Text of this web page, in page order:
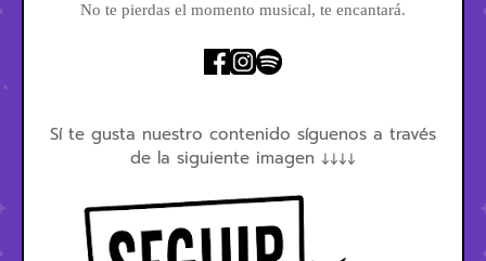
No te pierdas el momento musical, te encantará.
Sí te gusta nuestro contenido síguenos a través
de la siguiente imagen ↓↓↓↓